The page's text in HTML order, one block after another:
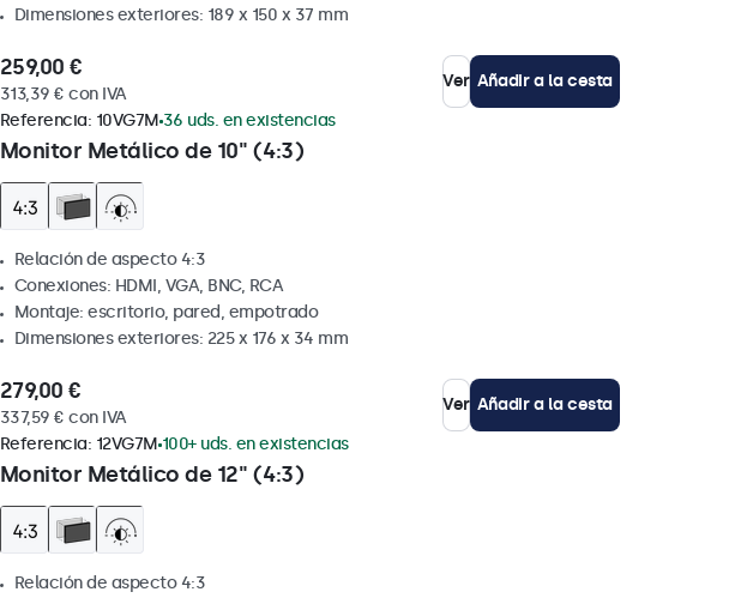
Dimensiones exteriores: 189 x 150 x 37 mm
259,00 €
313,39 € con IVA
Ver Añadir a la cesta
Monitor Metálico de 10" (4:3)
Referencia: 10VG7M 36 uds. en existencias
Relación de aspecto 4:3
Conexiones: HDMI, VGA, BNC, RCA
Montaje: escritorio, pared, empotrado
Dimensiones exteriores: 225 x 176 x 34 mm
279,00 €
337,59 € con IVA
Ver Añadir a la cesta
Monitor Metálico de 12" (4:3)
Referencia: 12VG7M 100+ uds. en existencias
Relación de aspecto 4:3